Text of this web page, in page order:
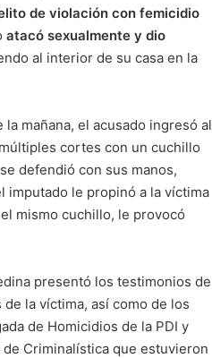
de violación con femicidio
atacó sexualmente y dio
al interior de su casa en la
mañana, el acusado ingresó al
cortes con un cuchillo
defendió con sus manos,
imputado le propinó a la víctima
mismo cuchillo, le provocó
presentó los testimonios de
la víctima, así como de los
de Homicidios de la PDI y
Criminalística que estuvieron